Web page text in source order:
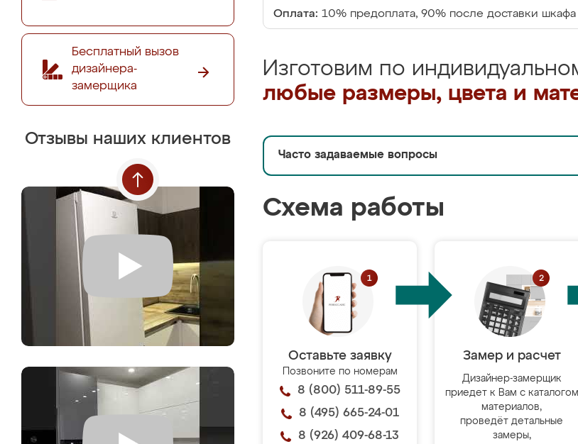
Бесплатный вызов
дизайнера-
замерщика
Отзывы наших клиентов
Оплата: 10% предоплата, 90% после доставки шкафа
Изготовим по
любые размеры, цвета и
Часто задаваемые вопросы
Схема работы
Оставьте заявку
Позвоните по номерам
8 (800) 511-89-55
8 (495) 665-24-01
8 (926) 409-68-13
Замер и расчет
Дизайнер-замерщик
приедет к Вам с каталогом
материалов,
проведёт детальные
замеры,